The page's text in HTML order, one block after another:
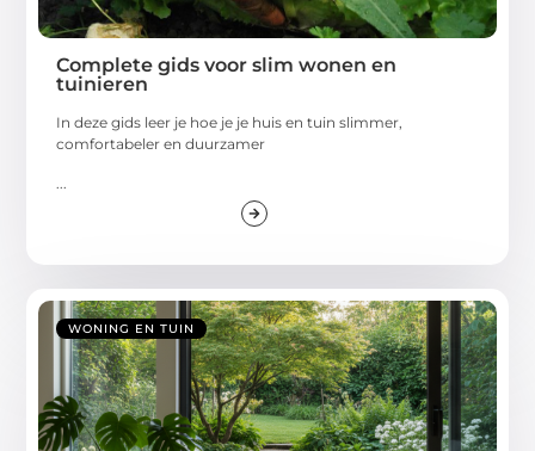
Complete gids voor slim wonen en
tuinieren
In deze gids leer je hoe je je huis en tuin slimmer,
comfortabeler en duurzamer
WONING EN TUIN